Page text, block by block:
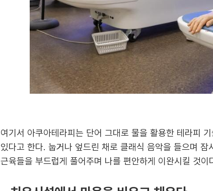
여기서 아쿠아테라피는 단어 그대로 물을 활용한 테라피
있다고 한다. 눕거나 엎드린 채로 클래식 음악을 들으며
근육들을 부드럽게 풀어주며 나를 편안하게 이완시킬 것이